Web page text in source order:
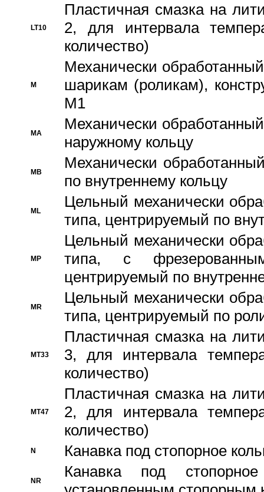
LT10
Пластичная смазка на
2, для интервала
количество)
M
Механически
шарикам (роликам),
M1
MA
Механически
наружному кольцу
MB
Механически
по внутреннему кольцу
ML
Цельный механически
типа, центрируемый по
MP
Цельный механически
типа, с
центрируемый по
MR
Цельный механически
типа, центрируемый по
MT33
Пластичная смазка на
3, для интервала
количество)
MT47
Пластичная смазка на
2, для интервала
количество)
N Канавка под стопорное
NR
Канавка под